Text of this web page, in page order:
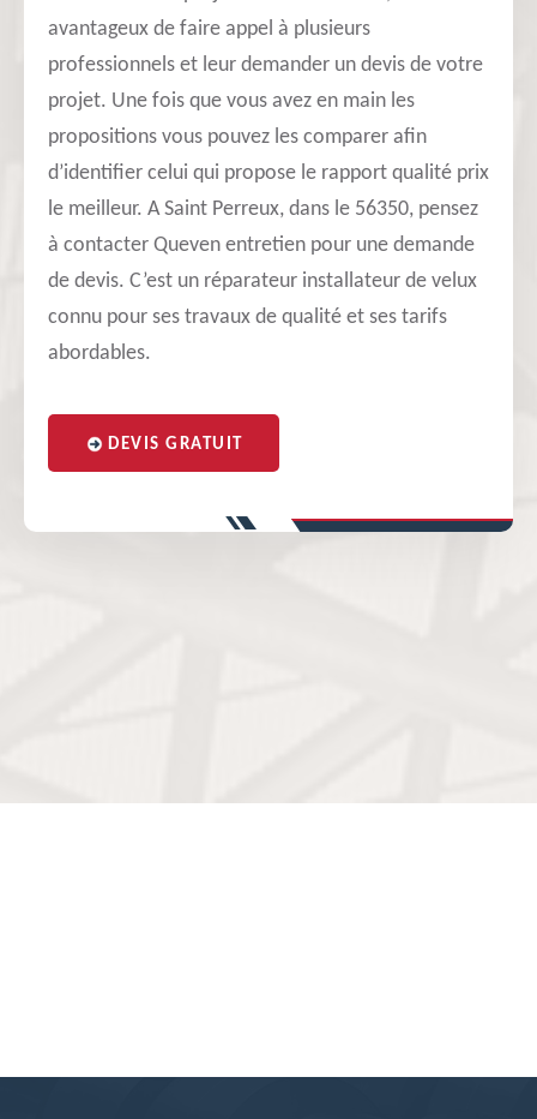
avantageux de faire appel à plusieurs
professionnels et leur demander un devis de votre
projet. Une fois que vous avez en main les
propositions vous pouvez les comparer afin
d’identifier celui qui propose le rapport qualité prix
le meilleur. A Saint Perreux, dans le 56350, pensez
à contacter Queven entretien pour une demande
de devis. C’est un réparateur installateur de velux
connu pour ses travaux de qualité et ses tarifs
abordables.
DEVIS GRATUIT